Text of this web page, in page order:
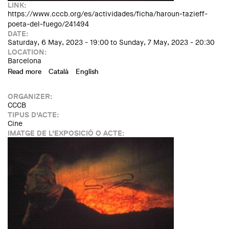
LINK:
https://www.cccb.org/es/actividades/ficha/haroun-tazieff-
poeta-del-fuego/241494
DATE:
Saturday, 6 May, 2023 - 19:00 to Sunday, 7 May, 2023 - 20:30
LOCATION:
Barcelona
Read more about XCÈNTRIC 2023. Haroun Tazieff, poeta del fuego.
Català English
ORGANIZER:
CCCB
TIPUS D'ACTE:
Cine
IMATGE DE L'EXPOSICIÓ O ACTE: